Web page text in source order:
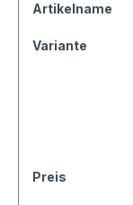
Artikelname
Variante
Preis